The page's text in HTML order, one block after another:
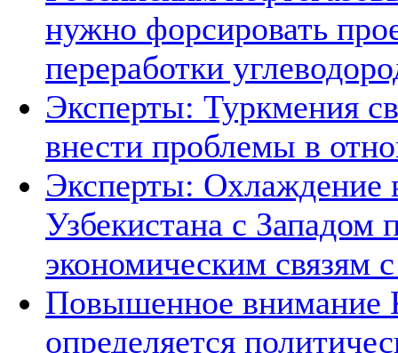
нужно форсировать
переработки
Эксперты: Туркмения
внести проблемы в
Эксперты: Охлаждение
Узбекистана с
экономическим связям
Повышенное внимание
определяется